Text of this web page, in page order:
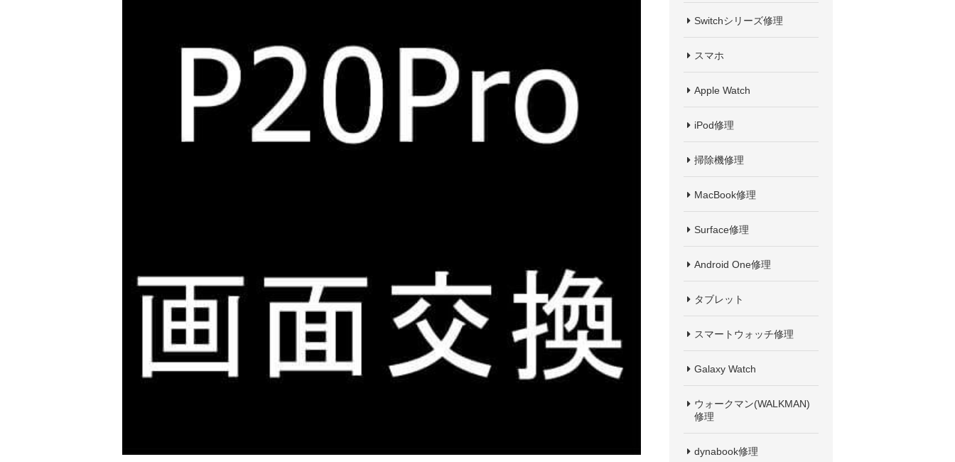
Switchシリーズ修理
スマホ
Apple Watch
iPod修理
掃除機修理
MacBook修理
Surface修理
Android One修理
タブレット
スマートウォッチ修理
Galaxy Watch
ウォークマン(WALKMAN)
修理
dynabook修理